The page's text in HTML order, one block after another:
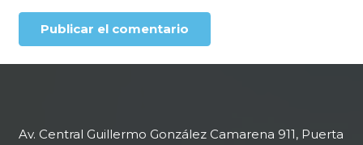
Publicar el comentario
Av. Central Guillermo González Camarena 911, Puerta